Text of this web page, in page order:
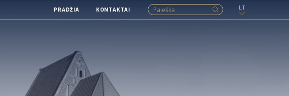
PRADŽIA KONTAKTAI LT